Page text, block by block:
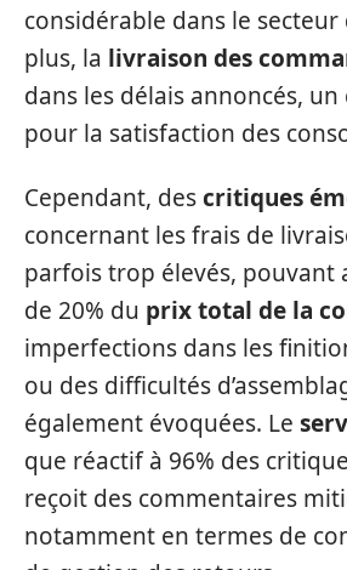
considérable dans le
plus, la livraison des
dans les délais annoncés,
pour la satisfaction des
Cependant, descritiques
concernant les frais de
parfois trop élevés, pouvant
de 20% du prix total de la
imperfections dans les
ou des difficultés
également évoquées. Le
que réactif à 96% des
reçoit des commentaires
notamment en termes de